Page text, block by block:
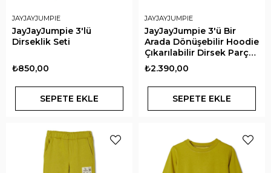
JAYJAYJUMPIE
JayJayJumpie 3'lü
Dirseklik Seti
₺850,00
SEPETE EKLE
JAYJAYJUMPIE
JayJayJumpie 3'ü Bir
Arada Dönüşebilir Hoodie
Çıkarılabilir Dirsek Parçalı
Kapüşonlu Çocuk
Sweatshirt | Lime
₺2.390,00
SEPETE EKLE